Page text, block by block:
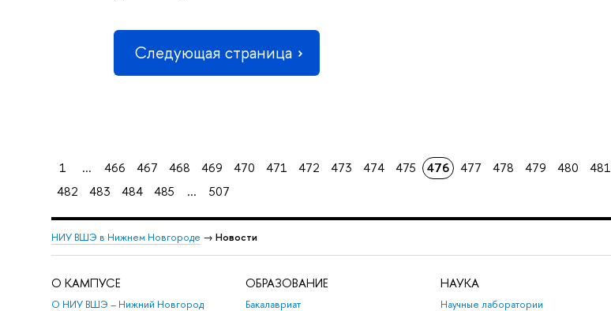
Следующая страница
1 ... 466 467 468 469 470 471 472 473 474 475 476 477 478 479 480
481
482
483 484 485 ... 507
НИУ ВШЭ в Нижнем Новгороде → Новости
О КАМПУСЕ
О НИУ ВШЭ – Нижний Новгород
ОБРАЗОВАНИЕ
Бакалавриат
НАУКА
Научные лаборатории